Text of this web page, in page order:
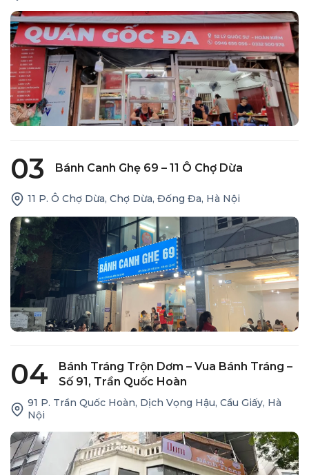
03 Bánh Canh Ghẹ 69 – 11 Ô Chợ Dừa
11 P. Ô Chợ Dừa, Chợ Dừa, Đống Đa, Hà Nội
04
Bánh Tráng Trộn Dơm – Vua Bánh Tráng –
Số 91, Trần Quốc Hoàn
91 P. Trần Quốc Hoàn, Dịch Vọng Hậu, Cầu Giấy, Hà
Nội